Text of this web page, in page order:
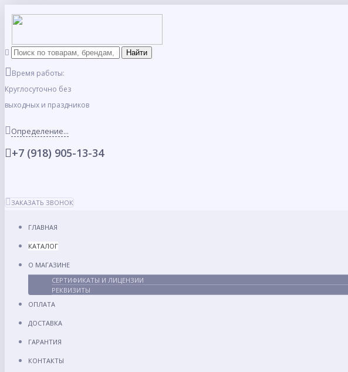
Время работы:
Круглосуточно без
выходных и праздников
Определение...
+7 (918) 905-13-34
ЗАКАЗАТЬ ЗВОНОК
ГЛАВНАЯ
КАТАЛОГ
О МАГАЗИНЕ
СЕРТИФИКАТЫ И ЛИЦЕНЗИИ
РЕКВИЗИТЫ
ОПЛАТА
ДОСТАВКА
ГАРАНТИЯ
КОНТАКТЫ